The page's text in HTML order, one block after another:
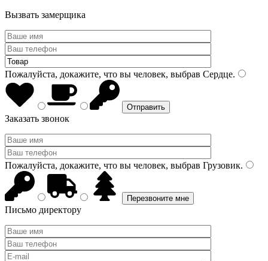
Вызвать замерщика
Пожалуйста, докажите, что вы человек, выбрав Сердце.
Заказать звонок
Пожалуйста, докажите, что вы человек, выбрав Грузовик.
Письмо директору